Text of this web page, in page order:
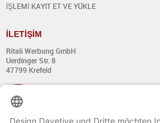
İŞLEMİ KAYIT ET VE YÜKLE
İLETİŞİM
Ritali Werbung GmbH
Uerdinger Str. 8
47799 Krefeld
+49 (0) 21 51 - 7 633 633